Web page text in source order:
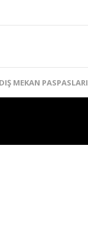
MEKAN PASPASLARI